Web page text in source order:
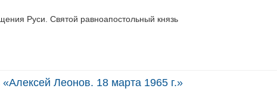
Руси. Святой равноапостольный князь
Леонов. 18 марта 1965 г.»